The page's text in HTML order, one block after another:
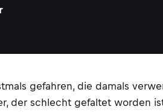
gefahren, die damals
der schlecht gefaltet worden